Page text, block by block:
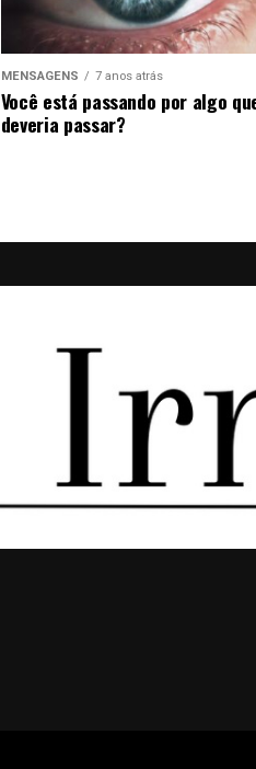
MENSAGENS 7 anos atrás
Você está passando por algo
deveria passar?